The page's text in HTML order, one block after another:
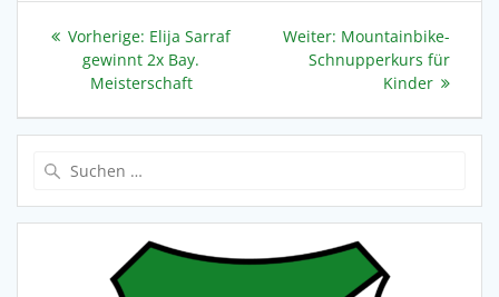
Beitragsnavigation
Vorherige: Vorheriger
Beitrag:
Elija Sarraf
gewinnt 2x Bay.
Meisterschaft
Weiter: Nächster
Beitrag:
Mountainbike-
Schnupperkurs für
Kinder